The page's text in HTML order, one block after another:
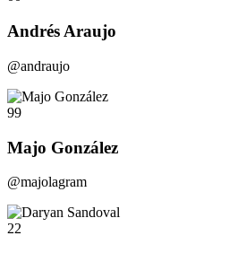
Andrés Araujo
@andraujo
99
Majo González
@majolagram
22